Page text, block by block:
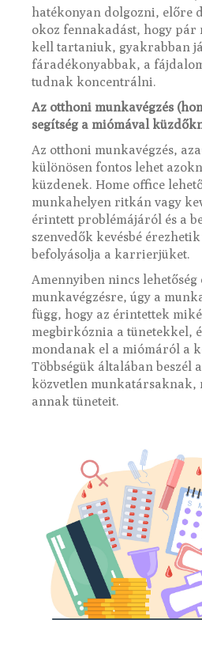
hatékonyan dolgozni, előre
okoz fennakadást, hogy pár
kell tartaniuk, gyakrabban
fáradékonyabbak, a
tudnak koncentrálni.
Az otthoni munkavégzés
segítség a miómával
Az otthoni munkavégzés,
különösen fontos lehet
küzdenek. Home office
munkahelyen ritkán vagy
érintett problémájáról és a
szenvedők kevésbé
befolyásolja a karrierjüket.
Amennyiben nincs lehetőség
munkavégzésre, úgy a
függ, hogy az érintettek
megbirkóznia a tünetekkel,
mondanak el a miómáról a
Többségük általában beszél
közvetlen munkatársaknak,
annak tüneteit.